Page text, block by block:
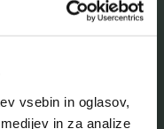
vsebin in oglasov,
in za analize